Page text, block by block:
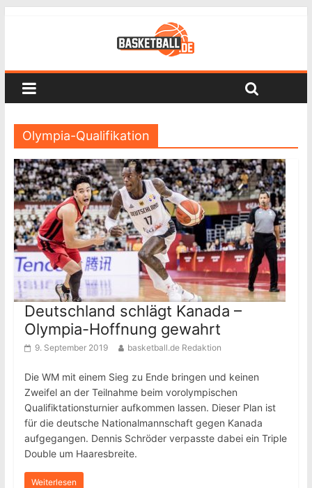
Olympia-Qualifikation
Deutschland schlägt Kanada –
Olympia-Hoffnung gewahrt
9. September 2019 basketball.de Redaktion
Die WM mit einem Sieg zu Ende bringen und keinen
Zweifel an der Teilnahme beim vorolympischen
Qualifiktationsturnier aufkommen lassen. Dieser Plan ist
für die deutsche Nationalmannschaft gegen Kanada
aufgegangen. Dennis Schröder verpasste dabei ein Triple
Double um Haaresbreite.
Weiterlesen